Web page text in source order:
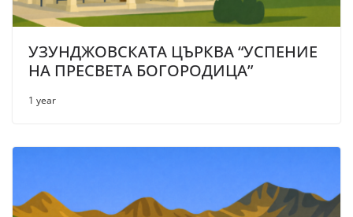
УЗУНДЖОВСКАТА ЦЪРКВА “УСПЕНИЕ
НА ПРЕСВЕТА БОГОРОДИЦА”
1 year